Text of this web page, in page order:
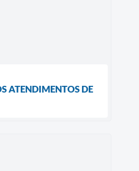
ATENDIMENTOS DE